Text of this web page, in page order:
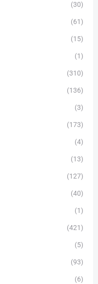
(30)
(61)
(15)
(1)
(310)
(136)
(3)
(173)
(4)
(13)
(127)
(40)
(1)
(421)
(5)
(93)
(6)